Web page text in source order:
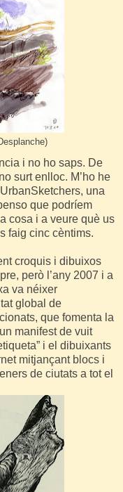
i no ho saps. De
surt enlloc. M’ho he
una
que podríem
cosa i a veure què us
faig cinc cèntims.
croquis i dibuixos
però l’any 2007 i a
va néixer
global de
que fomenta la
manifest de vuit
i el dibuixants
mitjançant blocs i
de ciutats a tot el